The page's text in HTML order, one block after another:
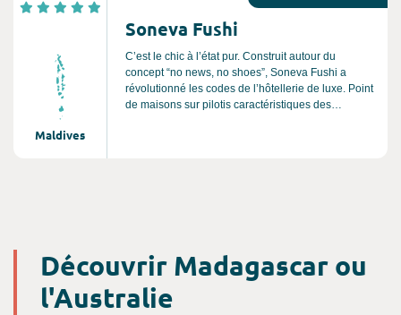
Maldives
Soneva Fushi
C’est le chic à l’état pur. Construit autour du
concept “no news, no shoes”, Soneva Fushi a
révolutionné les codes de l’hôtellerie de luxe. Point
de maisons sur pilotis caractéristiques des
Découvrir Madagascar ou
l'Australie